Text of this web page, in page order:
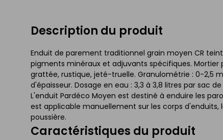
Description du produit
Enduit de parement traditionnel grain moyen CR
pigments minéraux et adjuvants spécifiques. Mortier
grattée, rustique, jeté-truelle. Granulométrie : 0-2,5
d'épaisseur. Dosage en eau : 3,3 à 3,8 litres par sac de
L'enduit Pardéco Moyen est destiné à enduire les
est applicable manuellement sur les corps d'enduits,
poussière.
Caractéristiques du produit